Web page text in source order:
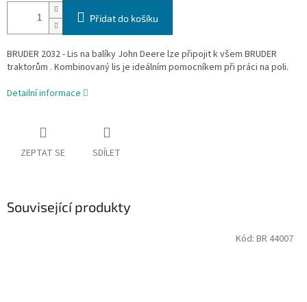
Přidat do košíku
BRUDER 2032 - Lis na balíky John Deere lze připojit k všem BRUDER
traktorům . Kombinovaný lis je ideálním pomocníkem při práci na poli.
Detailní informace
ZEPTAT SE SDÍLET
Související produkty
Kód: BR 44007